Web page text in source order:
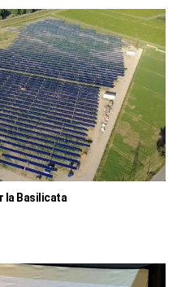
la Basilicata